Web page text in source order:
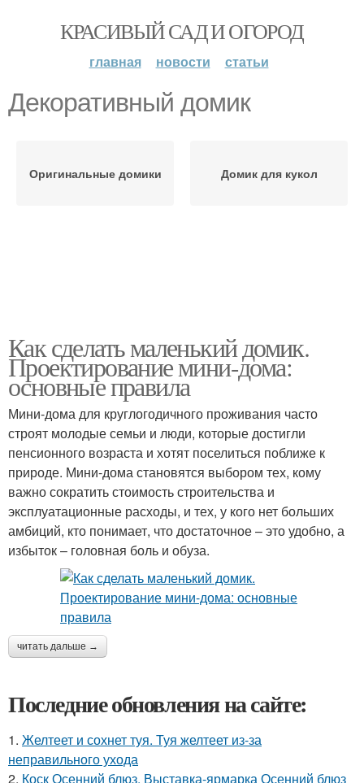
КРАСИВЫЙ САД И ОГОРОД
главная новости статьи
Декоративный домик
Оригинальные домики Домик для кукол
Как сделать маленький домик.
Проектирование мини-дома:
основные правила
Мини-дома для круглогодичного проживания часто
строят молодые семьи и люди, которые достигли
пенсионного возраста и хотят поселиться поближе к
природе. Мини-дома становятся выбором тех, кому
важно сократить стоимость строительства и
эксплуатационные расходы, и тех, у кого нет больших
амбиций, кто понимает, что достаточное – это удобно, а
избыток – головная боль и обуза.
читать дальше →
Последние обновления на сайте:
1. Желтеет и сохнет туя. Туя желтеет из-за
неправильного ухода
2. Коск Осенний блюз. Выставка-ярмарка Осенний блюз